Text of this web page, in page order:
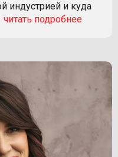
индустрией и куда